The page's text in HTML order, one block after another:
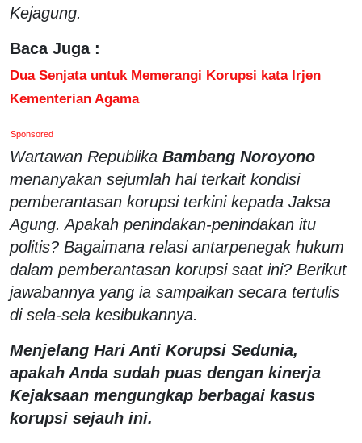
Kejagung.
Baca Juga :
Dua Senjata untuk Memerangi Korupsi kata Irjen
Kementerian Agama
Sponsored
Wartawan Republika Bambang Noroyono
menanyakan sejumlah hal terkait kondisi
pemberantasan korupsi terkini kepada Jaksa
Agung. Apakah penindakan-penindakan itu
politis? Bagaimana relasi antarpenegak hukum
dalam pemberantasan korupsi saat ini? Berikut
jawabannya yang ia sampaikan secara tertulis
di sela-sela kesibukannya.
Menjelang Hari Anti Korupsi Sedunia,
apakah Anda sudah puas dengan kinerja
Kejaksaan mengungkap berbagai kasus
korupsi sejauh ini.